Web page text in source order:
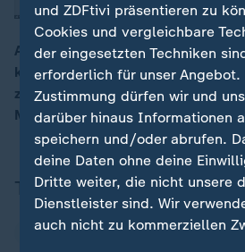
00:15
Auch wenn nicht alle Gelder
kämen die Milliardenhilfen in der
zugute, erklärt Wirtschafts- und
Matthias Wrede.
Thema
Energiekrise
und ZDFtivi präsentieren zu
Cookies und vergleichbare
der eingesetzten Techniken
erforderlich für unser
Zustimmung dürfen wir und
darüber hinaus Informationen
speichern und/oder abrufen.
deine Daten ohne deine
Dritte weiter, die nicht unsere
Dienstleister sind. Wir
auch nicht zu kommerziellen